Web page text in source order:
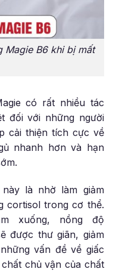
Magie B6 khi bị mất
có rất nhiều tác
đối với những người
cải thiện tích cực về
nhanh hơn và hạn
là nhờ làm giảm
cortisol trong cơ thể.
xuống, nồng độ
được thư giãn, giảm
vấn đề về giấc
chủ vận của chất